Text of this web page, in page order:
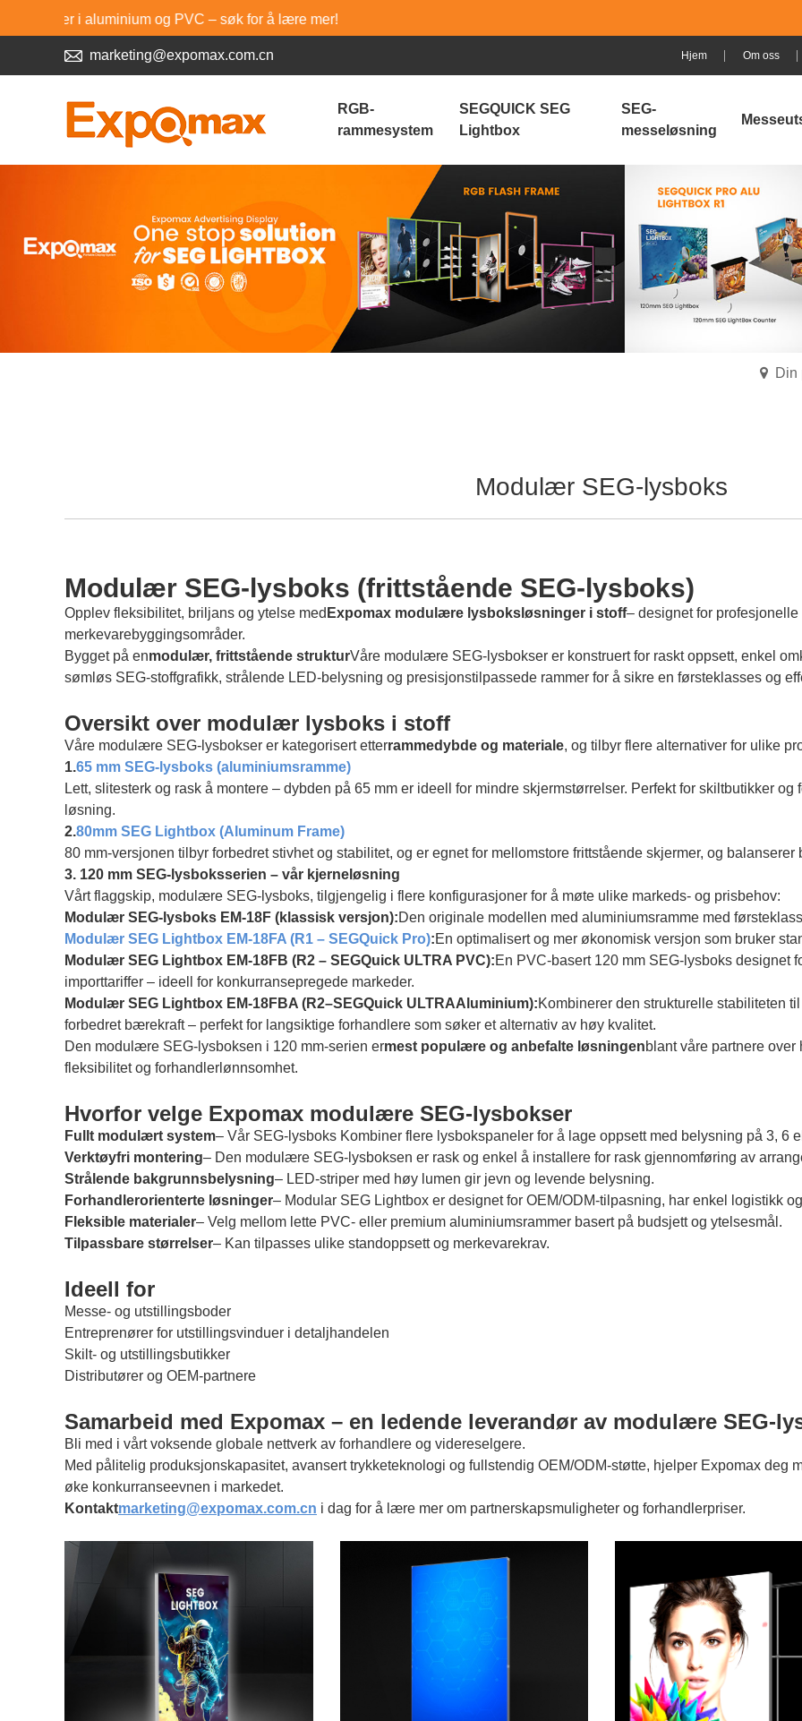
og PVC – søk for å lære mer!
marketing@expomax.com.cn Hjem Om oss
RGB-
rammesystem
SEGQUICK SEG
Lightbox
SEG-
messeløsning
Din
Modulær SEG-lysboks
Modulær SEG-lysboks (frittstående SEG-lysboks)
Opplev fleksibilitet, briljans og ytelse med Expomax modulære lysboksløsninger i stoff– designet for
merkevarebyggingsområder.
Bygget på enmodulær, frittstående strukturVåre modulære SEG-lysbokser er konstruert for raskt oppsett, enkel
sømløs SEG-stoffgrafikk, strålende LED-belysning og presisjonstilpassede rammer for å sikre en førsteklasses og
Oversikt over modulær lysboks i stoff
Våre modulære SEG-lysbokser er kategorisert etterrammedybde og materiale, og tilbyr flere alternativer for ulike
1.65 mm SEG-lysboks (aluminiumsramme)
Lett, slitesterk og rask å montere – dybden på 65 mm er ideell for mindre skjermstørrelser. Perfekt for skiltbutikker
løsning.
2.80mm SEG Lightbox (Aluminum Frame)
80 mm-versjonen tilbyr forbedret stivhet og stabilitet, og er egnet for mellomstore frittstående skjermer, og
3. 120 mm SEG-lysboksserien – vår kjerneløsning
Vårt flaggskip, modulære SEG-lysboks, tilgjengelig i flere konfigurasjoner for å møte ulike markeds- og prisbehov:
Modulær SEG-lysboks EM-18F (klassisk versjon):Den originale modellen med aluminiumsramme med
Modulær SEG Lightbox EM-18FA (R1 – SEGQuick Pro):En optimalisert og mer økonomisk versjon som bruker
Modulær SEG Lightbox EM-18FB (R2 – SEGQuick ULTRA PVC):En PVC-basert 120 mm SEG-lysboks designet
importtariffer – ideell for konkurransepregede markeder.
Modulær SEG Lightbox EM-18FBA (R2–SEGQuick ULTRAAluminium):Kombinerer den strukturelle stabiliteten
forbedret bærekraft – perfekt for langsiktige forhandlere som søker et alternativ av høy kvalitet.
Den modulære SEG-lysboksen i 120 mm-serien ermest populære og anbefalte løsningenblant våre partnere
fleksibilitet og forhandlerlønnsomhet.
Hvorfor velge Expomax modulære SEG-lysbokser
Fullt modulært system– Vår SEG-lysboks Kombiner flere lysbokspaneler for å lage oppsett med belysning på 3, 6
Verktøyfri montering– Den modulære SEG-lysboksen er rask og enkel å installere for rask gjennomføring av
Strålende bakgrunnsbelysning– LED-striper med høy lumen gir jevn og levende belysning.
Forhandlerorienterte løsninger– Modular SEG Lightbox er designet for OEM/ODM-tilpasning, har enkel logistikk
Fleksible materialer– Velg mellom lette PVC- eller premium aluminiumsrammer basert på budsjett og ytelsesmål.
Tilpassbare størrelser– Kan tilpasses ulike standoppsett og merkevarekrav.
Ideell for
Messe- og utstillingsboder
Entreprenører for utstillingsvinduer i detaljhandelen
Skilt- og utstillingsbutikker
Distributører og OEM-partnere
Samarbeid med Expomax – en ledende leverandør av modulære SEG-
Bli med i vårt voksende globale nettverk av forhandlere og videreselgere.
Med pålitelig produksjonskapasitet, avansert trykketeknologi og fullstendig OEM/ODM-støtte, hjelper Expomax deg
øke konkurranseevnen i markedet.
Kontaktmarketing@expomax.com.cn i dag for å lære mer om partnerskapsmuligheter og forhandlerpriser.